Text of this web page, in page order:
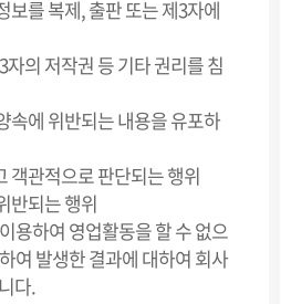
보를 복제, 출판 또는 제3자에
의 저작권 등 기타 권리를 침
속에 위반되는 내용을 유포하
객관적으로 판단되는 행위
반되는 행위
용하여 영업활동을 할 수 없으
여 발생한 결과에 대하여 회사
다.